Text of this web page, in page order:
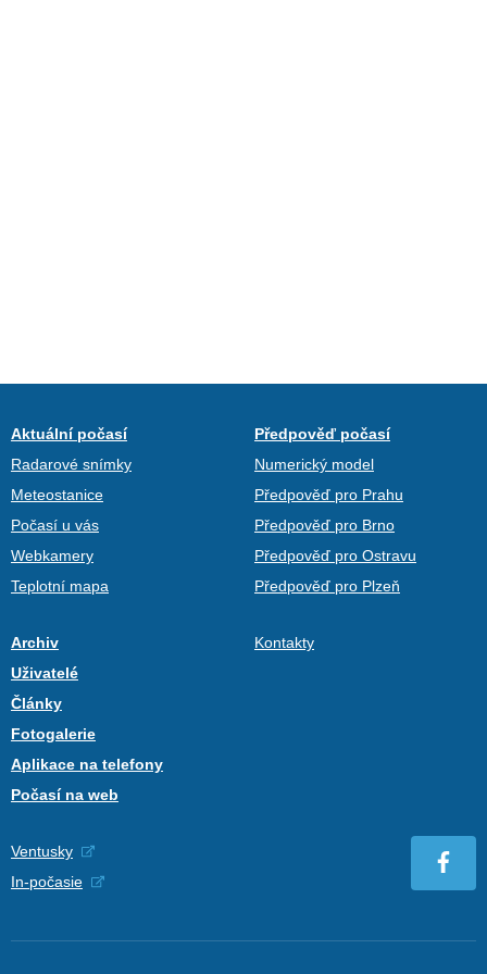
Aktuální počasí
Radarové snímky
Meteostanice
Počasí u vás
Webkamery
Teplotní mapa
Předpověď počasí
Numerický model
Předpověď pro Prahu
Předpověď pro Brno
Předpověď pro Ostravu
Předpověď pro Plzeň
Archiv
Uživatelé
Články
Fotogalerie
Aplikace na telefony
Počasí na web
Kontakty
Ventusky
In-počasie